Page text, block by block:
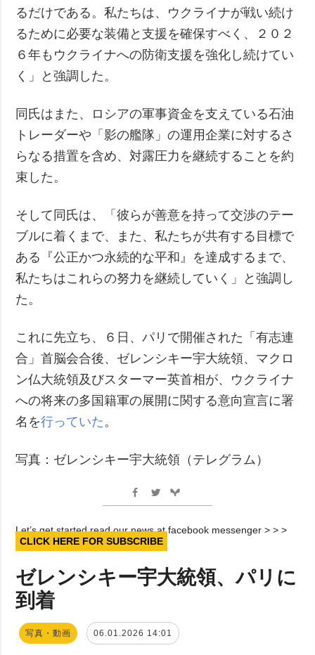
るだけである。私たちは、ウクライナが戦い続け
るために必要な装備と支援を確保すべく、２０２
６年もウクライナへの防衛支援を強化し続けてい
く」と強調した。
同氏はまた、ロシアの軍事資金を支えている石油
トレーダーや「影の艦隊」の運用企業に対するさ
らなる措置を含め、対露圧力を継続することを約
束した。
そして同氏は、「彼らが善意を持って交渉のテー
ブルに着くまで、また、私たちが共有する目標で
ある『公正かつ永続的な平和』を達成するまで、
私たちはこれらの努力を継続していく」と強調し
た。
これに先立ち、６日、パリで開催された「有志連
合」首脳会合後、ゼレンシキー宇大統領、マクロ
ン仏大統領及びスターマー英首相が、ウクライナ
への将来の多国籍軍の展開に関する意向宣言に署
名を行っていた 。
写真：ゼレンシキー宇大統領（テレグラム）
Let’s get started read our news at facebook messenger > > >
CLICK HERE FOR SUBSCRIBE
ゼレンシキー宇大統領、パリに
到着
写真・動画 06.01.2026 14:01